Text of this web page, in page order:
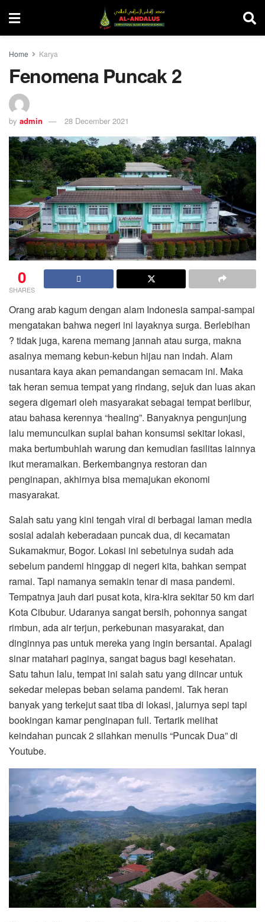
Home Karya
Fenomena Puncak 2
by admin 28 December 2021
0
SHARES
Orang arab kagum dengan alam Indonesia sampai-sampai
mengatakan bahwa negeri ini layaknya surga. Berlebihan
? tidak juga, karena memang jannah atau surga, makna
asalnya memang kebun-kebun hijau nan indah. Alam
nusantara kaya akan pemandangan semacam ini. Maka
tak heran semua tempat yang rindang, sejuk dan luas akan
segera digemari oleh masyarakat sebagai tempat berlibur,
atau bahasa kerennya “healing”. Banyaknya pengunjung
lalu memunculkan suplai bahan konsumsi sekitar lokasi,
maka bertumbuhlah warung dan kemudian fasilitas lainnya
ikut meramaikan. Berkembangnya restoran dan
penginapan, akhirnya bisa memajukan ekonomi
masyarakat.
Salah satu yang kini tengah viral di berbagai laman media
sosial adalah keberadaan puncak dua, di kecamatan
Sukamakmur, Bogor. Lokasi ini sebetulnya sudah ada
sebelum pandemi hinggap di negeri kita, bahkan sempat
ramai. Tapi namanya semakin tenar di masa pandemi.
Tempatnya jauh dari pusat kota, kira-kira sekitar 50 km dari
Kota Cibubur. Udaranya sangat bersih, pohonnya sangat
rimbun, ada air terjun, perkebunan masyarakat, dan
dinginnya pas untuk mereka yang ingin bersantai. Apalagi
sinar matahari paginya, sangat bagus bagi kesehatan.
Satu tahun lalu, tempat ini salah satu yang diincar untuk
sekedar melepas beban selama pandemi. Tak heran
banyak yang terkejut saat tiba di lokasi, jalurnya sepi tapi
bookingan kamar penginapan full. Tertarik melihat
keindahan puncak 2 silahkan menulis “Puncak Dua” di
Youtube.